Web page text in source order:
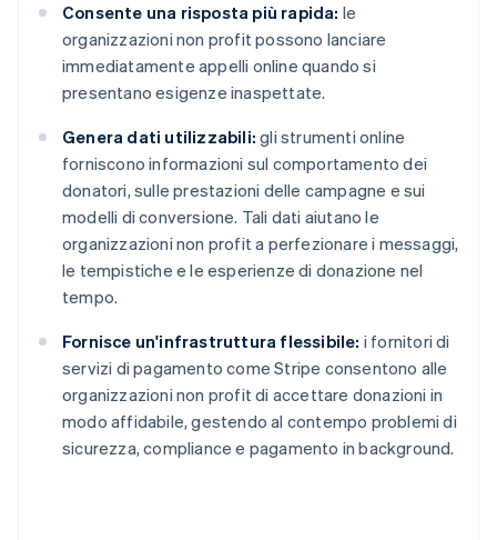
Consente una risposta più rapida: le
organizzazioni non profit possono lanciare
immediatamente appelli online quando si
presentano esigenze inaspettate.
Genera dati utilizzabili: gli strumenti online
forniscono informazioni sul comportamento dei
donatori, sulle prestazioni delle campagne e sui
modelli di conversione. Tali dati aiutano le
organizzazioni non profit a perfezionare i messaggi,
le tempistiche e le esperienze di donazione nel
tempo.
Fornisce un'infrastruttura flessibile: i fornitori di
servizi di pagamento come Stripe consentono alle
organizzazioni non profit di accettare donazioni in
modo affidabile, gestendo al contempo problemi di
sicurezza, compliance e pagamento in background.